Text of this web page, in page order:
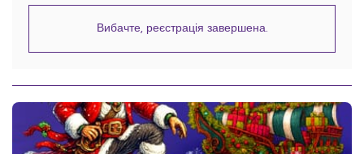
Вибачте, реєстрація завершена.